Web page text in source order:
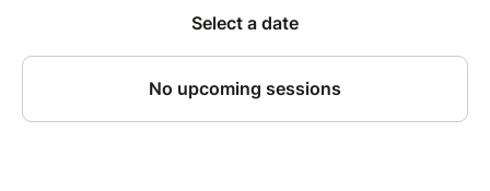
c’est un espace de rencontre et de partage, où
musiciens confirmés, jeunes talents et amateurs de
jazz se retrouvent pour expérimenter et se laisser
surprendre. Ici, les styles se mélangent, les